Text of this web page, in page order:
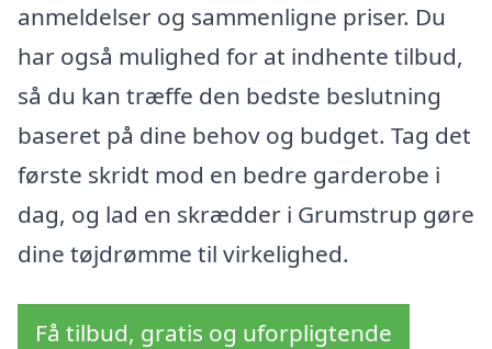
anmeldelser og sammenligne priser. Du
har også mulighed for at indhente tilbud,
så du kan træffe den bedste beslutning
baseret på dine behov og budget. Tag det
første skridt mod en bedre garderobe i
dag, og lad en skrædder i Grumstrup gøre
dine tøjdrømme til virkelighed.
Få tilbud, gratis og uforpligtende